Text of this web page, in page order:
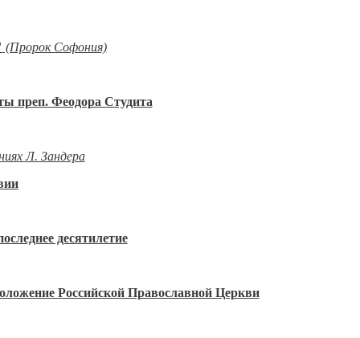
(Пророк Софония)
преп. Феодора Студита
Л. Зандера
десятилетие
Российской Православной Церкви